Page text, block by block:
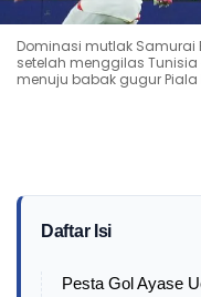
Dominasi mutlak Samurai
setelah menggilas
menuju babak gugur Piala
Daftar Isi
Pesta Gol Ayase